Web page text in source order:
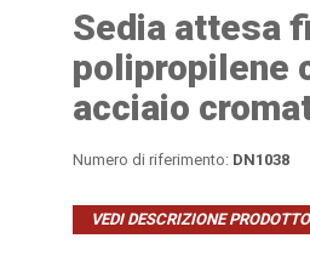
Sedia attesa
polipropilene
acciaio
Numero di riferimento: DN1038
VEDI DESCRIZIONE PRODOTTO